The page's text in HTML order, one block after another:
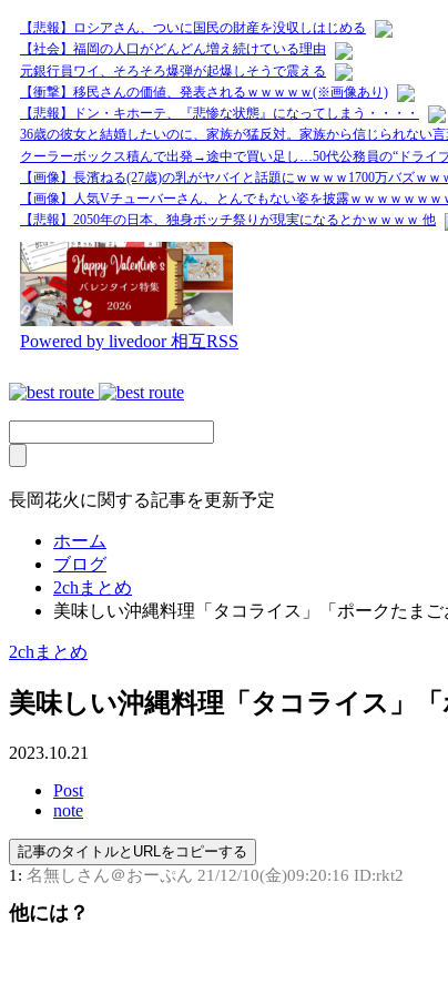
【悲報】ロシアさん、ついに国民の財産を没収しはじめる
【社会】福岡の人口がどんどん増え続けている理由
元銀行員ワイ、そろそろ爆弾が起爆しそうで震える
【衝撃】移民さんの価値、発表されるｗｗｗｗｗ(※画像あり)
【悲報】ドン・キホーテ、『悲惨な状態』になってしまう・・・・
36歳の彼女と結婚したいのに、家族が猛反対。家族から信じられない
クーラーボックス積んで出発→途中で買い足し…50代公務員の“ドライ
【画像】長濱ねる(27歳)の乳がヤバイと話題にｗｗｗｗ1700万バズｗ
【画像】人気Vチューバーさん、とんでもない姿を披露ｗｗｗｗｗｗｗ
【悲報】2050年の日本、独身ボッチ祭りが現実になるとかｗｗｗｗ 他
Powered by livedoor 相互RSS
長岡花火に関する記事を更新予定
ホーム
ブログ
2chまとめ
美味しい沖縄料理「タコライス」「ポークたまご
2chまとめ
美味しい沖縄料理「タコライス」
2023.10.21
Post
note
記事のタイトルとURLをコピーする
1: 名無しさん＠おーぷん 21/12/10(金)09:20:16 ID:rkt2
他には？